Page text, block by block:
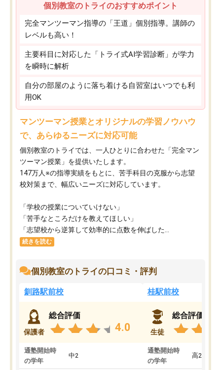
個別教室のトライのおすすめポイント
完全マンツーマン指導の「王道」個別指導。講師の
レベルも高い！
主要科目に対応した「トライ式AI学習診断」が学力
を瞬時に解析
自分の部屋のように落ち着ける自習室はいつでも利
用OK
マンツーマン授業とオリジナルの学習ノウハウ
で、あらゆるニーズに対応可能
個別教室のトライでは、一人ひとりに合わせた「完全マン
ツーマン授業」を提供いたします。​
147万人※の指導実績をもとに、苦手科目の克服から志望
校対策まで、幅広いニーズに対応しています。​
「学校の授業についていけない」​
「苦手なところだけを教えてほしい」​
「志望校から逆算して効率的に点数を伸ばした...
続きを読む
個別教室のトライの口コミ・評判
釧路駅前校
保護者
総合評価
4.0
通塾開始時
の学年
中2
桂駅前校
生徒
総合評価
通塾開始時
の学年
高2